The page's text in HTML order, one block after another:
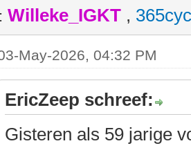
Willeke_IGKT ,
May-2026, 04:32 PM
EricZeep schreef:
Gisteren als 59 jarige